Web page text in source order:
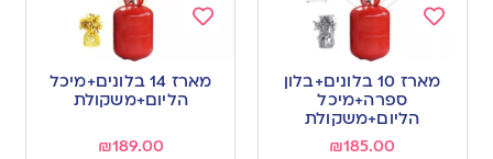
to
wishlist
מארז 10 בלונים+בלון
ספרה+מיכל
הליום+משקולת
₪185.00
to
wishlist
מארז 14 בלונים+מיכל
הליום+משקולת
₪189.00